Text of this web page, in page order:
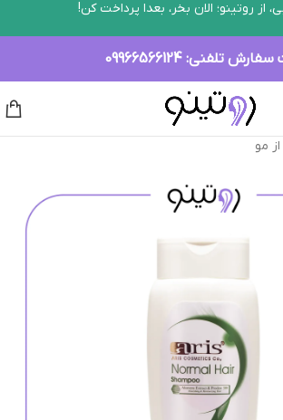
از روتینو؛ الان بخر، بعدا پرداخت کن!
سفارش تلفنی: 09966566124
مو